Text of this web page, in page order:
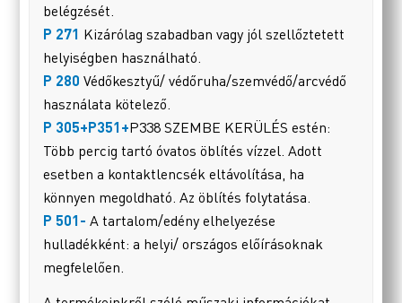
belégzését.
P 271 Kizárólag szabadban vagy jól szellőztetett
helyiségben használható.
P 280 Védőkesztyű/ védőruha/szemvédő/arcvédő
használata kötelező.
P 305+P351+P338 SZEMBE KERÜLÉS estén:
Több percig tartó óvatos öblítés vízzel. Adott
esetben a kontaktlencsék eltávolítása, ha
könnyen megoldható. Az öblítés folytatása.
P 501- A tartalom/edény elhelyezése
hulladékként: a helyi/ országos előírásoknak
megfelelően.